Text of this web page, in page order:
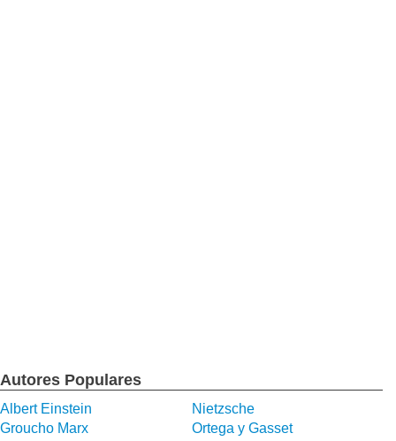
Autores Populares
Albert Einstein
Nietzsche
Groucho Marx
Ortega y Gasset